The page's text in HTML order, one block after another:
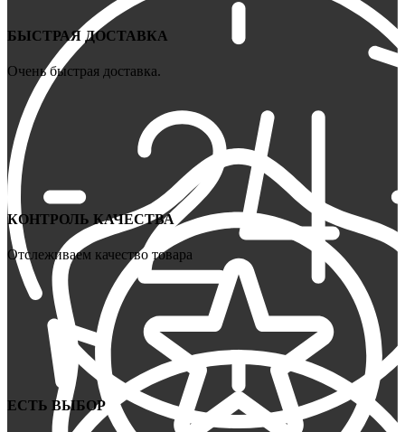
БЫСТРАЯ ДОСТАВКА
Очень быстрая доставка.
КОНТРОЛЬ КАЧЕСТВА
Отслеживаем качество товара
ЕСТЬ ВЫБОР